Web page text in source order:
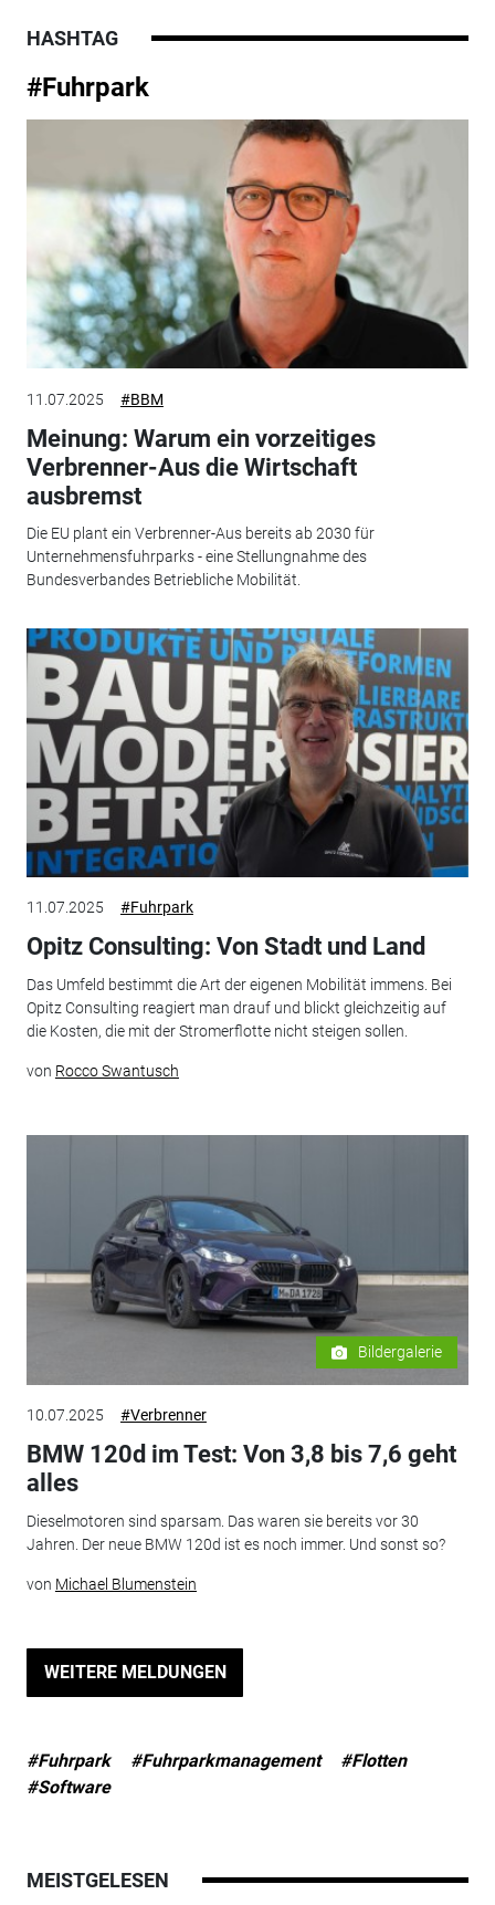
HASHTAG
#Fuhrpark
11.07.2025 #BBM
Meinung: Warum ein vorzeitiges
Verbrenner-Aus die Wirtschaft
ausbremst
Die EU plant ein Verbrenner-Aus bereits ab 2030 für
Unternehmensfuhrparks - eine Stellungnahme des
Bundesverbandes Betriebliche Mobilität.
11.07.2025 #Fuhrpark
Opitz Consulting: Von Stadt und Land
Das Umfeld bestimmt die Art der eigenen Mobilität immens. Bei
Opitz Consulting reagiert man drauf und blickt gleichzeitig auf
die Kosten, die mit der Stromerflotte nicht steigen sollen.
von Rocco Swantusch
Bildergalerie
10.07.2025 #Verbrenner
BMW 120d im Test: Von 3,8 bis 7,6 geht
alles
Dieselmotoren sind sparsam. Das waren sie bereits vor 30
Jahren. Der neue BMW 120d ist es noch immer. Und sonst so?
von Michael Blumenstein
WEITERE MELDUNGEN
#Fuhrpark #Fuhrparkmanagement
#Flotten
#Software
MEISTGELESEN